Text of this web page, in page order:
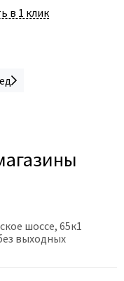
в 1 клик
шоссе, 65к1
выходных